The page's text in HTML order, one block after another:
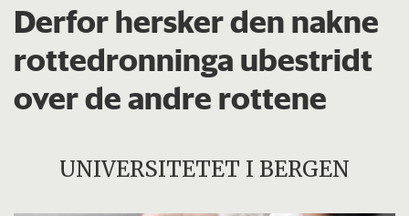
Derfor hersker den nakne
rottedronninga ubestridt
over de andre rottene
UNIVERSITETET I BERGEN